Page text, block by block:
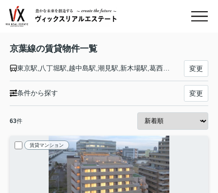
京葉線の賃貸物件一覧
東京駅,八丁堀駅,越中島駅,潮見駅,新木場駅,葛西臨海公園駅,舞浜駅,新浦安駅,市川塩浜駅,二俣新町駅,西船橋駅,南船橋駅,新習志野駅,幕張豊砂駅,海浜幕張駅,検見川浜駅,稲毛海岸駅,千葉みなと駅,蘇我駅 変更
条件から探す 変更
63件
賃貸マンション